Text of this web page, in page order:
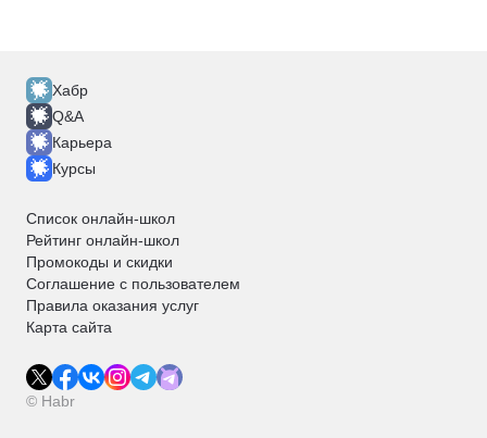
Хабр
Q&A
Карьера
Курсы
Список онлайн-школ
Рейтинг онлайн-школ
Промокоды и скидки
Соглашение с пользователем
Правила оказания услуг
Карта сайта
© Habr